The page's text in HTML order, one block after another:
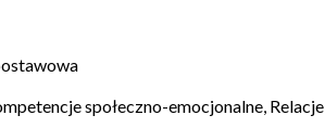
społeczno-emocjonalne, Relacje